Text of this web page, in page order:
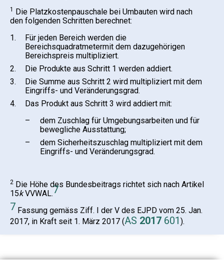
1 Die Platzkostenpauschale bei Umbauten wird nach
den folgenden Schritten berechnet:
1.
Für jeden Bereich werden die
Bereichsquadratmetermit dem dazugehörigen
Bereichspreis multipliziert.
2.
Die Produkte aus Schritt 1 werden addiert.
3.
Die Summe aus Schritt 2 wird multipliziert mit dem
Eingriffs- und Veränderungsgrad.
4.
Das Produkt aus Schritt 3 wird addiert mit:
–
dem Zuschlag für Umgebungsarbeiten und für
bewegliche Ausstattung;
–
dem Sicherheitszuschlag multipliziert mit dem
Eingriffs- und Veränderungsgrad.
2 Die Höhe des Bundesbeitrags richtet sich nach Artikel
15kVVWAL.7
7 Fassung gemäss Ziff. I der V des EJPD vom 25. Jan.
2017, in Kraft seit 1. März 2017 (AS 2017 601 ).